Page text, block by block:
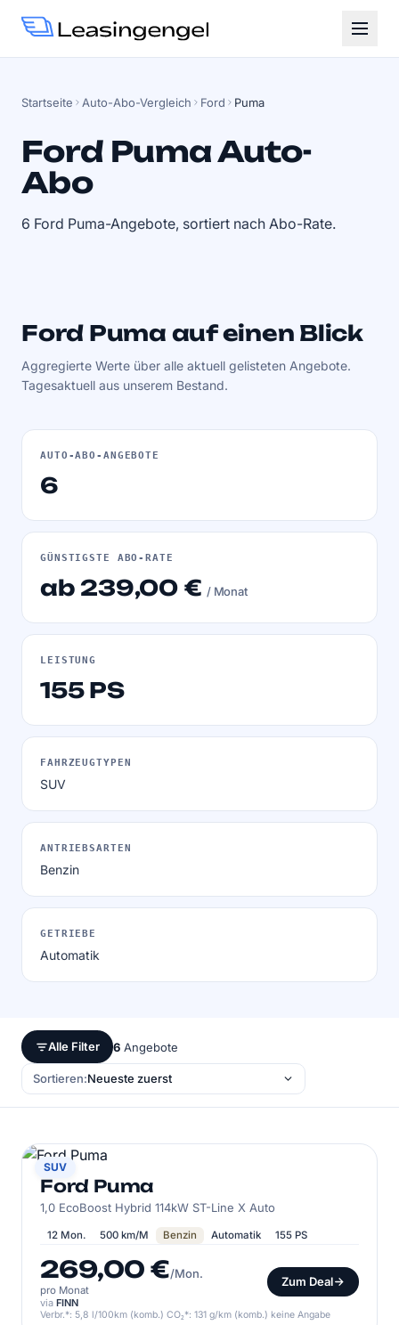
Startseite Auto-Abo-Vergleich Ford Puma
Ford Puma Auto-
Abo
6 Ford Puma-Angebote, sortiert nach Abo-Rate.
Ford Puma auf einen Blick
Aggregierte Werte über alle aktuell gelisteten Angebote.
Tagesaktuell aus unserem Bestand.
AUTO-ABO-ANGEBOTE
6
GÜNSTIGSTE ABO-RATE
ab 239,00 €/ Monat
LEISTUNG
155 PS
FAHRZEUGTYPEN
SUV
ANTRIEBSARTEN
Benzin
GETRIEBE
Automatik
Alle Filter 6 Angebote
Sortieren:
SUV
FORD
Ford Puma
1,0 EcoBoost Hybrid 114kW ST-Line X Auto
12 Mon. 500 km/M Benzin Automatik 155 PS
269,00 €/Mon.
pro Monat
Zum Deal
via FINN
Verbr.*: 5,8 l/100km (komb.) CO₂*: 131 g/km (komb.) keine Angabe